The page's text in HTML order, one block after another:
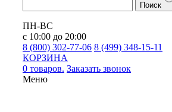
Поиск
ПН-ВС
с 10:00 до 20:00
8 (800) 302-77-06 8 (499) 348-15-11
КОРЗИНА
0 товаров. Заказать звонок
Меню